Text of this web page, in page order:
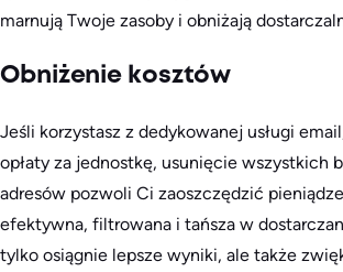
marnują Twoje zasoby i obniżają
Obniżenie kosztów
Jeśli korzystasz z dedykowanej usługi
opłaty za jednostkę, usunięcie wszystkich
adresów pozwoli Ci zaoszczędzić
efektywna, filtrowana i tańsza w
tylko osiągnie lepsze wyniki, ale także